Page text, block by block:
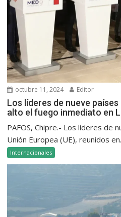
octubre 11, 2024 Editor
Los líderes de nueve países
alto el fuego inmediato en
PAFOS, Chipre.- Los líderes de
Unión Europea (UE), reunidos
Internacionales